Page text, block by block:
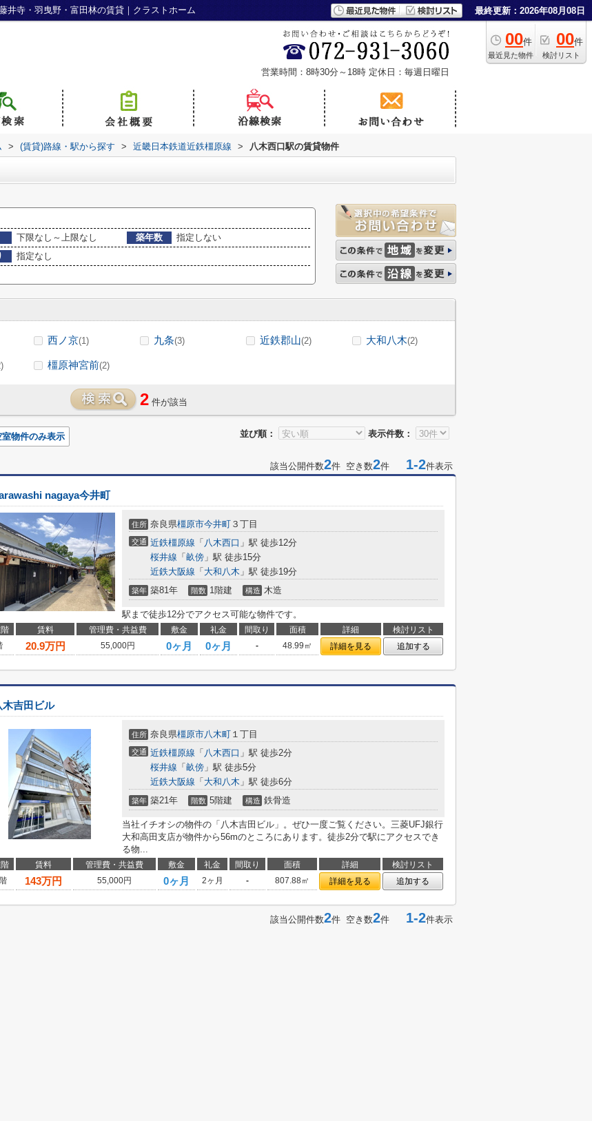
井寺・羽曳野・富田林の賃貸｜クラストホーム 最終更新：2026年08月08日
00件
最近見た物件
00件
検討リスト
営業時間：8時30分～18時 定休日：毎週日曜日
> (賃貸)路線・駅から探す > 近畿日本鉄道近鉄橿原線 > 八木西口駅の賃貸物件
下限なし～上限なし 築年数
指定しない
指定なし
西ノ京(1) 九条(3) 近鉄郡山(2) 大和八木(2)
橿原神宮前(2)
2 件が該当
並び順： 表示件数：
室物件のみ表示
該当公開件数2件 空き数2件 1-2件表示
nagaya今井町
住所 奈良県橿原市今井町 ３丁目
交通 近鉄橿原線 「 八木西口 」駅 徒歩12分
桜井線 「 畝傍 」駅 徒歩15分
近鉄大阪線 「 大和八木 」駅 徒歩19分
築年 築81年 階数 1階建 構造 木造
駅まで徒歩12分でアクセス可能な物件です。
賃料 管理費・共益費 敷金 礼金 間取り 面積 詳細
検討リスト
20.9万円 55,000円 0ヶ月 0ヶ月 - 48.99㎡ 詳細を見る 追加する
木吉田ビル
住所 奈良県橿原市八木町 １丁目
交通 近鉄橿原線 「 八木西口 」駅 徒歩2分
桜井線 「 畝傍 」駅 徒歩5分
近鉄大阪線 「 大和八木 」駅 徒歩6分
築年 築21年 階数 5階建 構造 鉄骨造
当社イチオシの物件の「八木吉田ビル」。ぜひ一度ご覧ください。三菱UFJ銀行
大和高田支店が物件から56mのところにあります。徒歩2分で駅にアクセスでき
る物...
賃料 管理費・共益費 敷金 礼金 間取り 面積 詳細
検討リスト
143万円 55,000円 0ヶ月 2ヶ月 - 807.88㎡ 詳細を見る 追加する
該当公開件数2件 空き数2件 1-2件表示